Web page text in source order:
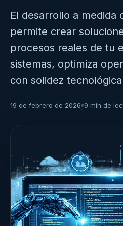
El desarrollo a medida
permite crear
procesos reales de tu
sistemas, optimiza
con solidez
19 de febrero de 2026· 9 min de